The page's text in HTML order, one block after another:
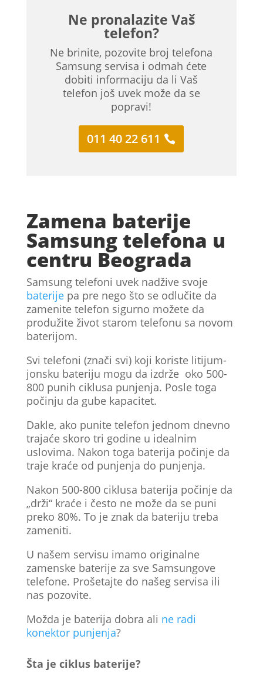
Ne pronalazite Vaš
telefon?
Ne brinite, pozovite broj telefona
Samsung servisa i odmah ćete
dobiti informaciju da li Vaš
telefon još uvek može da se
popravi!
011 40 22 611
Zamena baterije
Samsung telefona u
centru Beograda
Samsung telefoni uvek nadžive svoje
baterijepa pre nego što se odlučite da
zamenite telefon sigurno možete da
produžite život starom telefonu sa novom
baterijom.
Svi telefoni (znači svi) koji koriste litijum-
jonsku bateriju mogu da izdrže oko 500-
800 punih ciklusa punjenja. Posle toga
počinju da gube kapacitet.
Dakle, ako punite telefon jednom dnevno
trajaće skoro tri godine u idealnim
uslovima. Nakon toga baterija počinje da
traje kraće od punjenja do punjenja.
Nakon 500-800 ciklusa baterija počinje da
„drži“ kraće i često ne može da se puni
preko 80%. To je znak da bateriju treba
zameniti.
U našem servisu imamo originalne
zamenske baterije za sve Samsungove
telefone. Prošetajte do našeg servisa ili
nas pozovite.
Možda je baterija dobra ali ne radi
konektor punjenja?
Šta je ciklus baterije?